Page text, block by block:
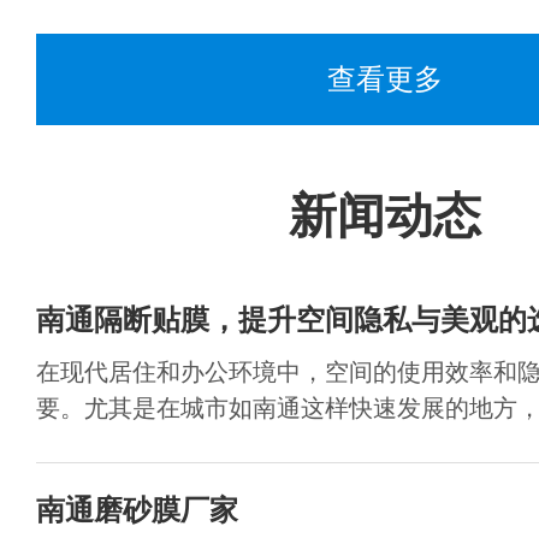
查看更多
新闻动态
南通隔断贴膜，提升空间隐私与美观的
在现代居住和办公环境中，空间的使用效率和
要。尤其是在城市如南通这样快速发展的地方
南通磨砂膜厂家